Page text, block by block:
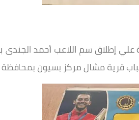
علي إطلاق سم اللاعب أحمد